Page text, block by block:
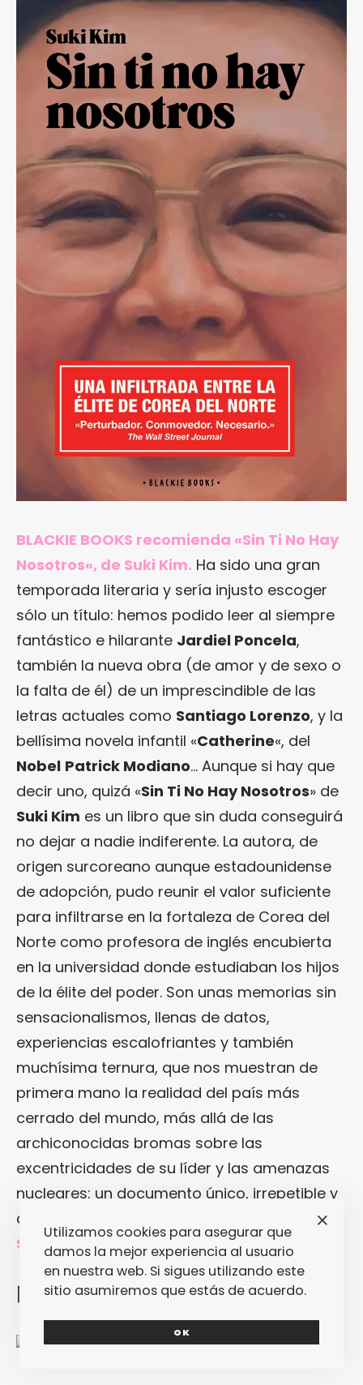
BLACKIE BOOKS recomienda «Sin Ti No Hay
Nosotros«, de Suki Kim. Ha sido una gran
temporada literaria y sería injusto escoger
sólo un título: hemos podido leer al siempre
fantástico e hilarante Jardiel Poncela,
también la nueva obra (de amor y de sexo o
la falta de él) de un imprescindible de las
letras actuales como Santiago Lorenzo, y la
bellísima novela infantil «Catherine«, del
Nobel Patrick Modiano… Aunque si hay que
decir uno, quizá «Sin Ti No Hay Nosotros» de
Suki Kim es un libro que sin duda conseguirá
no dejar a nadie indiferente. La autora, de
origen surcoreano aunque estadounidense
de adopción, pudo reunir el valor suficiente
para infiltrarse en la fortaleza de Corea del
Norte como profesora de inglés encubierta
en la universidad donde estudiaban los hijos
de la élite del poder. Son unas memorias sin
sensacionalismos, llenas de datos,
experiencias escalofriantes y también
muchísima ternura, que nos muestran de
primera mano la realidad del país más
cerrado del mundo, más allá de las
archiconocidas bromas sobre las
excentricidades de su líder y las amenazas
nucleares: un documento único, irrepetible y
de gran valor literario.
Serrano]
[/nextpage][nextpage title=»Contra» ]
Utilizamos cookies para asegurar que
damos la mejor experiencia al usuario
en nuestra web. Si sigues utilizando este
sitio asumiremos que estás de acuerdo.
OK